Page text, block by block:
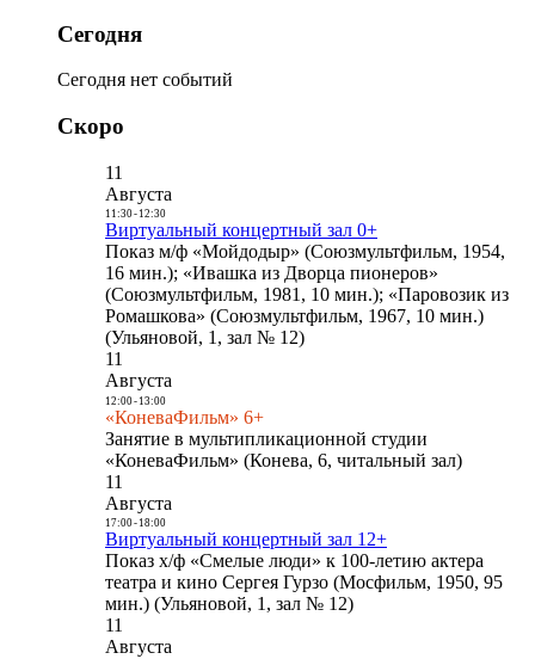
Сегодня
Сегодня нет событий
Скоро
11
Августа
11:30- 12:30
Виртуальный концертный зал 0+
Показ м/ф «Мойдодыр» (Союзмультфильм, 1954,
16 мин.); «Ивашка из Дворца пионеров»
(Союзмультфильм, 1981, 10 мин.); «Паровозик из
Ромашкова» (Союзмультфильм, 1967, 10 мин.)
(Ульяновой, 1, зал № 12)
11
Августа
12:00- 13:00
«КоневаФильм» 6+
Занятие в мультипликационной студии
«КоневаФильм» (Конева, 6, читальный зал)
11
Августа
17:00- 18:00
Виртуальный концертный зал 12+
Показ х/ф «Смелые люди» к 100-летию актера
театра и кино Сергея Гурзо (Мосфильм, 1950, 95
мин.) (Ульяновой, 1, зал № 12)
11
Августа